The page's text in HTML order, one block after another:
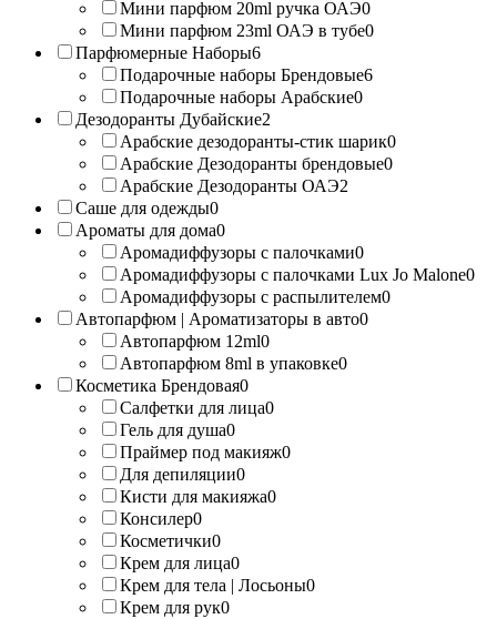
Мини парфюм 20ml ручка ОАЭ0
Мини парфюм 23ml ОАЭ в тубе0
Парфюмерные Наборы6
Подарочные наборы Брендовые6
Подарочные наборы Арабские0
Дезодоранты Дубайские2
Арабские дезодоранты-стик шарик0
Арабские Дезодоранты брендовые0
Арабские Дезодоранты ОАЭ2
Саше для одежды0
Ароматы для дома0
Аромадиффузоры с палочками0
Аромадиффузоры с палочками Lux Jo Malone0
Аромадиффузоры с распылителем0
Автопарфюм | Ароматизаторы в авто0
Автопарфюм 12ml0
Автопарфюм 8ml в упаковке0
Косметика Брендовая0
Салфетки для лица0
Гель для душа0
Праймер под макияж0
Для депиляции0
Кисти для макияжа0
Консилер0
Косметички0
Крем для лица0
Крем для тела | Лосьоны0
Крем для рук0